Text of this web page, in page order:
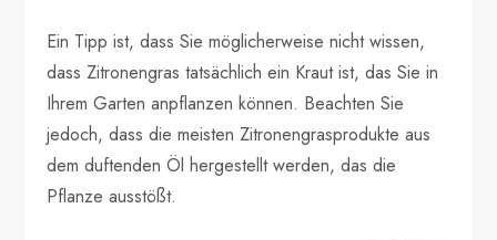
Ein Tipp ist, dass Sie möglicherweise nicht wissen,
dass Zitronengras tatsächlich ein Kraut ist, das Sie in
Ihrem Garten anpflanzen können. Beachten Sie
jedoch, dass die meisten Zitronengrasprodukte aus
dem duftenden Öl hergestellt werden, das die
Pflanze ausstößt.